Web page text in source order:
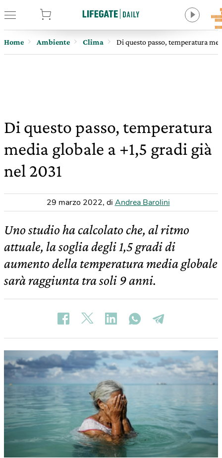
Home Ambiente Clima Di questo passo, temperatura
Di questo passo, temperatura
media globale a +1,5 gradi già
nel 2031
29 marzo 2022, di Andrea Barolini
Uno studio ha calcolato che, al ritmo
attuale, la soglia degli 1,5 gradi di
aumento della temperatura media globale
sarà raggiunta tra soli 9 anni.